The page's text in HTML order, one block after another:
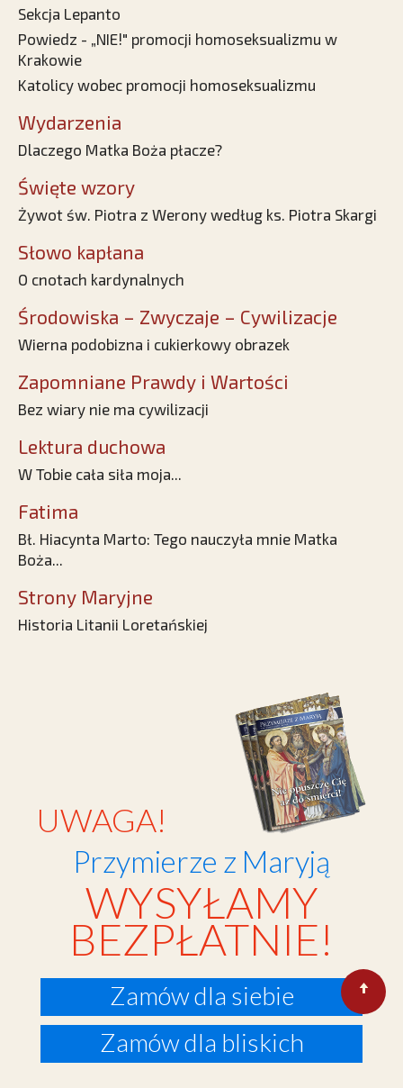
Sekcja Lepanto
Powiedz - „NIE!" promocji homoseksualizmu w
Krakowie
Katolicy wobec promocji homoseksualizmu
Wydarzenia
Dlaczego Matka Boża płacze?
Święte wzory
Żywot św. Piotra z Werony według ks. Piotra Skargi
Słowo kapłana
O cnotach kardynalnych
Środowiska – Zwyczaje – Cywilizacje
Wierna podobizna i cukierkowy obrazek
Zapomniane Prawdy i Wartości
Bez wiary nie ma cywilizacji
Lektura duchowa
W Tobie cała siła moja...
Fatima
Bł. Hiacynta Marto: Tego nauczyła mnie Matka
Boża...
Strony Maryjne
Historia Litanii Loretańskiej
UWAGA!
Przymierze z Maryją
WYSYŁAMY
BEZPŁATNIE!
Zamów dla siebie
Zamów dla bliskich